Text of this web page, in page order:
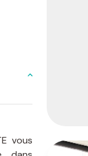
vous